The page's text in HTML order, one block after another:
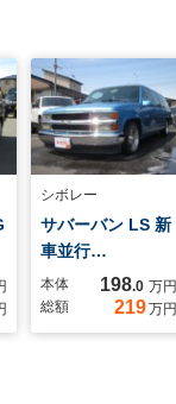
シボレー
サバーバン LS 新
車並行…
本体 198.0 万円
総額
219万円